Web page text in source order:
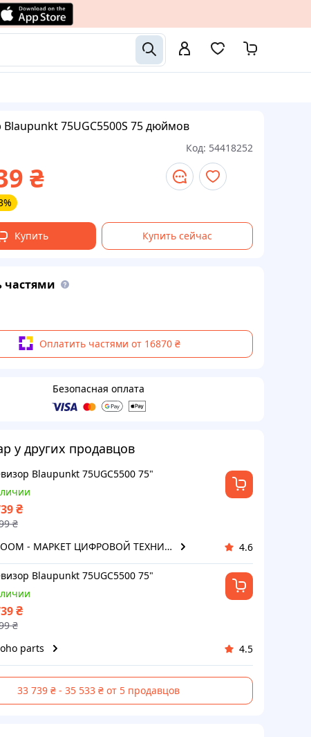
Blaupunkt 75UGC5500S 75 дюймов
Код: 54418252
₴
Купить Купить сейчас
частями
Оплатить частями от 16870 ₴
Безопасная оплата
у других продавцов
Blaupunkt 75UGC5500 75"
₴
₴
Продавец ZOOM - МАРКЕТ ЦИФРОВОЙ ТЕХНИКИ
4.6
Blaupunkt 75UGC5500 75"
₴
₴
parts
4.5
33 739 ₴ - 35 533 ₴ от 5 продавцов